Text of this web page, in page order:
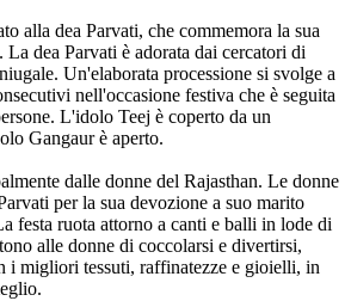
alla dea Parvati, che commemora la sua
dea Parvati è adorata dai cercatori di
Un'elaborata processione si svolge a
nell'occasione festiva che è seguita
L'idolo Teej è coperto da un
Gangaur è aperto.
dalle donne del Rajasthan. Le donne
per la sua devozione a suo marito
festa ruota attorno a canti e balli in lode di
alle donne di coccolarsi e divertirsi,
i migliori tessuti, raffinatezze e gioielli, in